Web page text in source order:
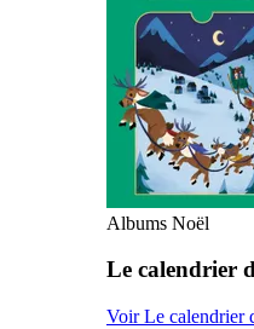
Albums Noël
Le calendrier
Voir Le calendrier